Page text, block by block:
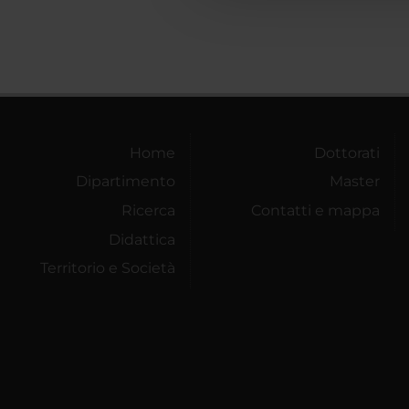
Home
Dipartimento
Ricerca
Didattica
Territorio e Società
Dottorati
Master
Contatti e mappa